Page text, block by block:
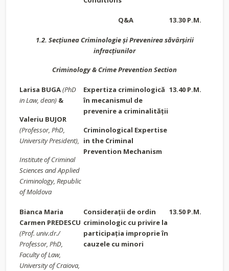
Q&A 13.30 P.M.
1.2. Secțiunea CriminologieșiPrevenirea săvârșirii
infracțiunilor
Criminology & Crime Prevention Section
Larisa BUGA(PhD
in Law, dean) &
Valeriu BUJOR
(Professor, PhD,
University President),
Institute of Criminal
Sciences and Applied
Criminology, Republic
of Moldova
Expertiza criminologică
în mecanismul de
prevenire a criminalității
Criminological Expertise
in the Criminal
Prevention Mechanism
13.40 P.M.
Bianca Maria
Carmen PREDESCU
(Prof. univ.dr./
Professor, PhD,
Faculty of Law,
University of Craiova,
Considerații de ordin
criminologic cu privire la
participația improprie în
cauzele cu minori
13.50 P.M.